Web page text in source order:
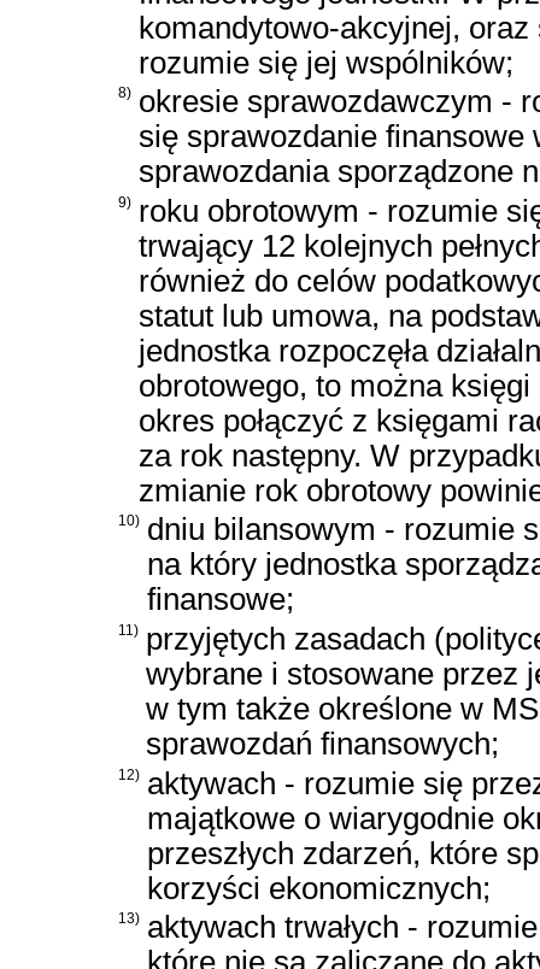
komandytowo-akcyjnej,
rozumie się jej wspólników;
8) okresie sprawozdawczym -
się sprawozdanie
sprawozdania sporządzone
9) roku obrotowym - rozumie
trwający 12 kolejnych
również do celów
statut lub umowa, na
jednostka rozpoczęła
obrotowego, to można
okres połączyć z księgami
za rok następny. W
zmianie rok obrotowy
10) dniu bilansowym - rozumie
na który jednostka
finansowe;
11) przyjętych zasadach
wybrane i stosowane przez
w tym także określone w
sprawozdań finansowych;
12) aktywach - rozumie się
majątkowe o wiarygodnie
przeszłych zdarzeń, które
korzyści ekonomicznych;
13) aktywach trwałych -
które nie są zaliczane do